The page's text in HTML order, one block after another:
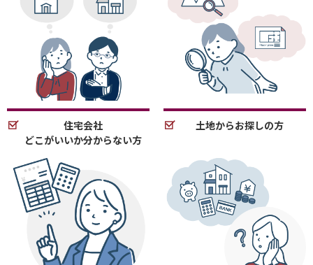
住宅会社
どこがいいか分からない方
土地からお探しの方